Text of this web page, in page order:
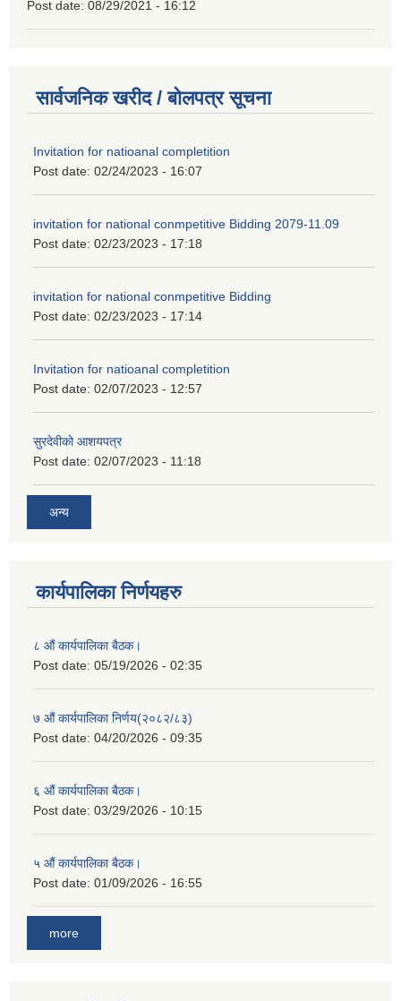
Post date: 08/29/2021 - 16:12
सार्वजनिक खरीद / बोलपत्र सूचना
Invitation for natioanal completition
Post date: 02/24/2023 - 16:07
invitation for national conmpetitive Bidding 2079-11.09
Post date: 02/23/2023 - 17:18
invitation for national conmpetitive Bidding
Post date: 02/23/2023 - 17:14
Invitation for natioanal completition
Post date: 02/07/2023 - 12:57
सुरदेवीको आशयपत्र
Post date: 02/07/2023 - 11:18
अन्य
कार्यपालिका निर्णयहरु
८ औं कार्यपालिका बैठक।
Post date: 05/19/2026 - 02:35
७ औं कार्यपालिका निर्णय(२०८२/८३)
Post date: 04/20/2026 - 09:35
६ औं कार्यपालिका बैठक।
Post date: 03/29/2026 - 10:15
५ औं कार्यपालिका बैठक।
Post date: 01/09/2026 - 16:55
more